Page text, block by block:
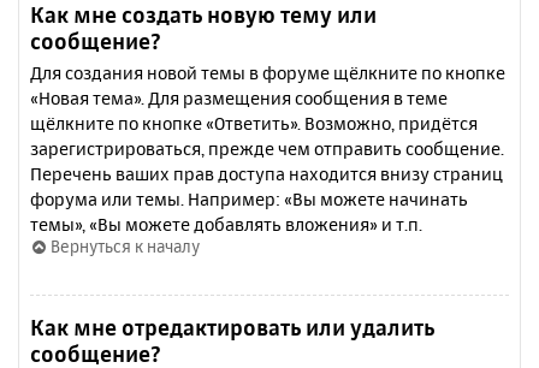
Как мне создать новую тему или
сообщение?
Для создания новой темы в форуме щёлкните по кнопке
«Новая тема». Для размещения сообщения в теме
щёлкните по кнопке «Ответить». Возможно, придётся
зарегистрироваться, прежде чем отправить сообщение.
Перечень ваших прав доступа находится внизу страниц
форума или темы. Например: «Вы можете начинать
темы», «Вы можете добавлять вложения» и т.п.
Вернуться к началу
Как мне отредактировать или удалить
сообщение?